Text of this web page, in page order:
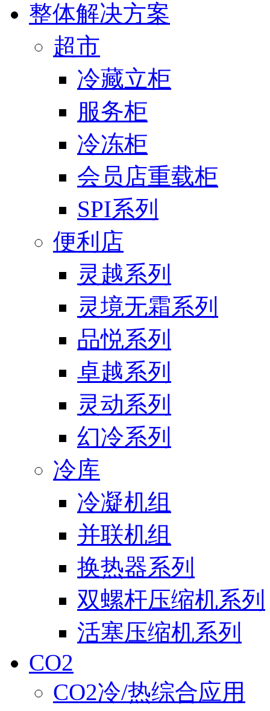
整体解决方案
超市
冷藏立柜
服务柜
冷冻柜
会员店重载柜
SPI系列
便利店
灵越系列
灵境无霜系列
品悦系列
卓越系列
灵动系列
幻冷系列
冷库
冷凝机组
并联机组
换热器系列
双螺杆压缩机系列
活塞压缩机系列
CO2
CO2冷/热综合应用